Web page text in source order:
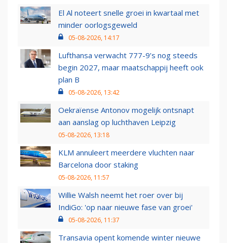
El Al noteert snelle groei in kwartaal met
minder oorlogsgeweld
05-08-2026, 14:17
Lufthansa verwacht 777-9’s nog steeds
begin 2027, maar maatschappij heeft ook
plan B
05-08-2026, 13:42
Oekraïense Antonov mogelijk ontsnapt
aan aanslag op luchthaven Leipzig
05-08-2026, 13:18
KLM annuleert meerdere vluchten naar
Barcelona door staking
05-08-2026, 11:57
Willie Walsh neemt het roer over bij
IndiGo: 'op naar nieuwe fase van groei'
05-08-2026, 11:37
Transavia opent komende winter nieuwe